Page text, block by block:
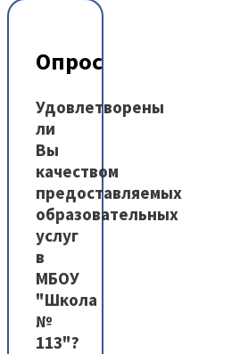
Опрос
Удовлетворены
ли
Вы
качеством
предоставляемых
образовательных
услуг
в
МБОУ
"Школа
№
113"?